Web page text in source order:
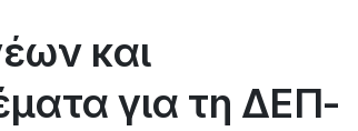
και
για τη ΔΕΠ-